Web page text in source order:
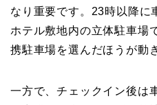
なり重要です。23時以降に
ホテル敷地内の立体駐車場
携駐車場を選んだほうが動
一方で、チェックイン後は